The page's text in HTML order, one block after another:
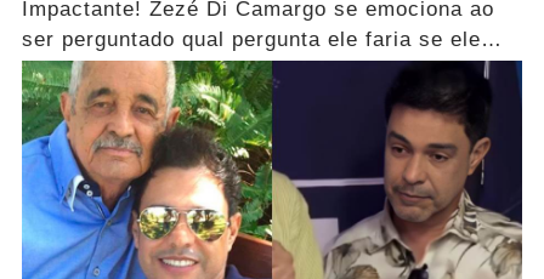
Impactante! Zezé Di Camargo se emociona ao
ser perguntado qual pergunta ele faria se ele
pudesse se encontrar com o seu pai.... Ver mais